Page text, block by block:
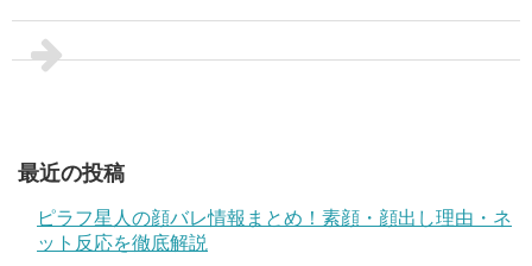
最近の投稿
ピラフ星人の顔バレ情報まとめ！素顔・顔出し理由・ネ
ット反応を徹底解説